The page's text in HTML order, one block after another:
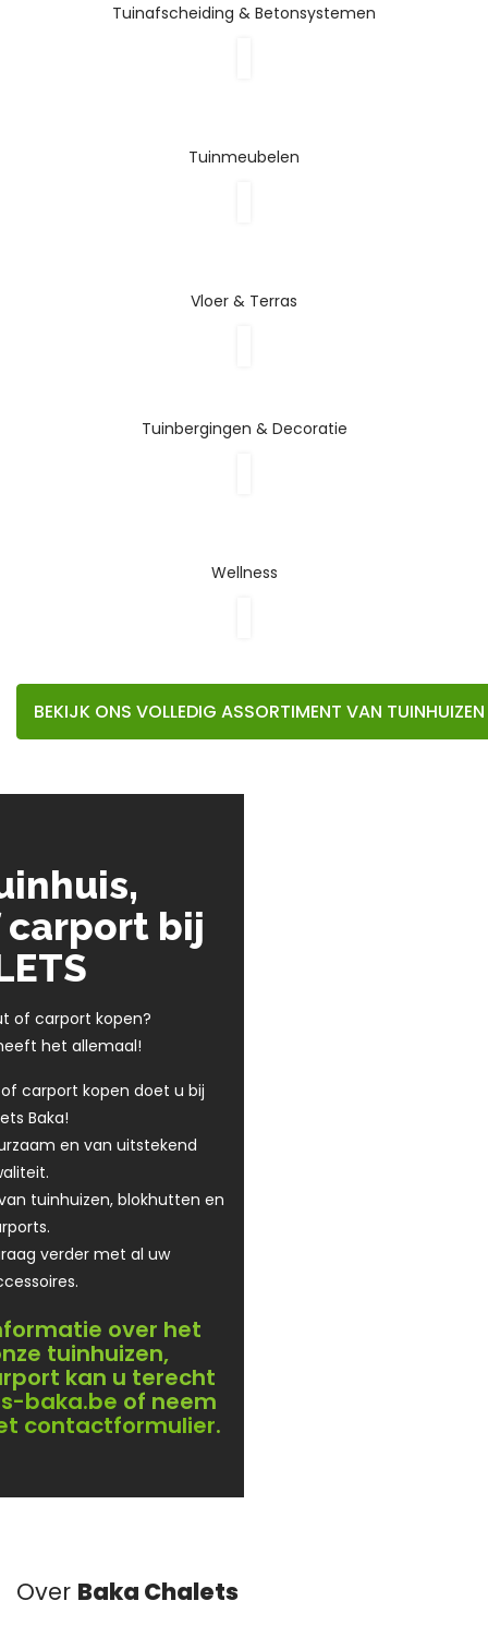
Tuinafscheiding & Betonsystemen
Tuinmeubelen
Vloer & Terras
Tuinbergingen & Decoratie
Wellness
BEKIJK ONS VOLLEDIG ASSORTIMENT VAN
bij
of carport kopen?
het allemaal!
carport kopen doet u bij
Baka!
en van uitstekend
tuinhuizen, blokhutten en
verder met al uw
over het
tuinhuizen,
kan u terecht
baka.be of neem
contactformulier.
Over Baka Chalets